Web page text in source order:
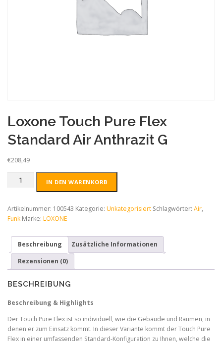
Loxone Touch Pure Flex
Standard Air Anthrazit G
€208,49
Loxone
Flex
Standard
Anthrazit
Menge
IN DEN WARENKORB
Artikelnummer: 100543 Kategorie: Unkategorisiert Schlagwörter: Air,
Funk Marke: LOXONE
Beschreibung Zusätzliche Informationen
Rezensionen (0)
BESCHREIBUNG
Beschreibung & Highlights
Der Touch Pure Flex ist so individuell, wie die Gebäude und Räumen, in
denen er zum Einsatz kommt. In dieser Variante kommt der Touch Pure
Flex in einer umfassenden Standard-Konfiguration zu Ihnen, welche die